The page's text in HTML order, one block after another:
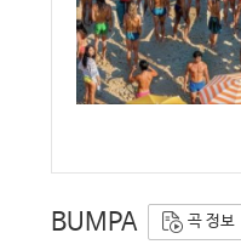
BUMPA 곡 정보